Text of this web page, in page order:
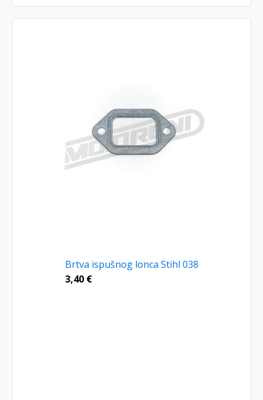
Brtva ispušnog lonca Stihl 038
3,40 €